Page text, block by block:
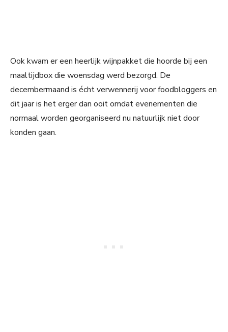
Ook kwam er een heerlijk wijnpakket die hoorde bij een
maaltijdbox die woensdag werd bezorgd. De
decembermaand is écht verwennerij voor foodbloggers en
dit jaar is het erger dan ooit omdat evenementen die
normaal worden georganiseerd nu natuurlijk niet door
konden gaan.